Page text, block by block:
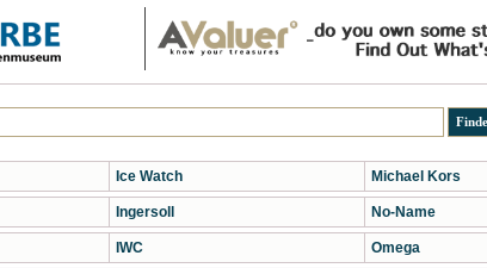
Ice Watch
Ingersoll
IWC
Michael Kors
No-Name
Omega